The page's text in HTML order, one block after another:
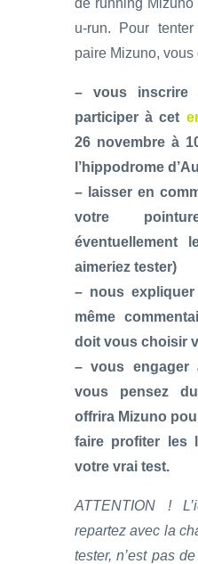
u-run. Pour
paire Mizuno, vous
– vous inscrire
participer à cet
26 novembre à
l’hippodrome
– laisser en
votre
éventuellement
aimeriez tester)
– nous
même
doit vous choisir
– vous
vous pensez
offrira Mizuno
faire profiter les
votre vrai test.
ATTENTION !
repartez avec la
tester, n’est pas